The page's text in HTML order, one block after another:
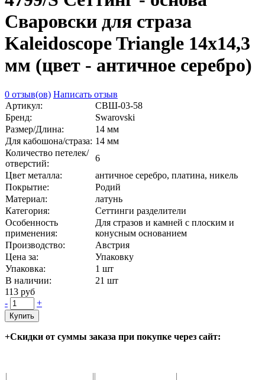
Сваровски для страза
Kaleidoscope Triangle 14х14,3
мм (цвет - античное серебро)
0 отзыв(ов) Написать отзыв
Артикул:
СВШ-03-58
Бренд:
Swarovski
Размер/Длина:
14 мм
Для кабошона/страза: 14 мм
Количество петелек/
отверстий:
6
Цвет металла:
античное серебро, платина, никель
Покрытие:
Родий
Материал:
латунь
Категория:
Сеттинги разделители
Особенность
применения:
Для стразов и камней с плоским и
конусным основанием
Производство:
Австрия
Цена за:
Упаковку
Упаковка:
1 шт
В наличии:
21 шт
113 руб
-
+
Купить
+Скидки от суммы заказа при покупке через сайт: